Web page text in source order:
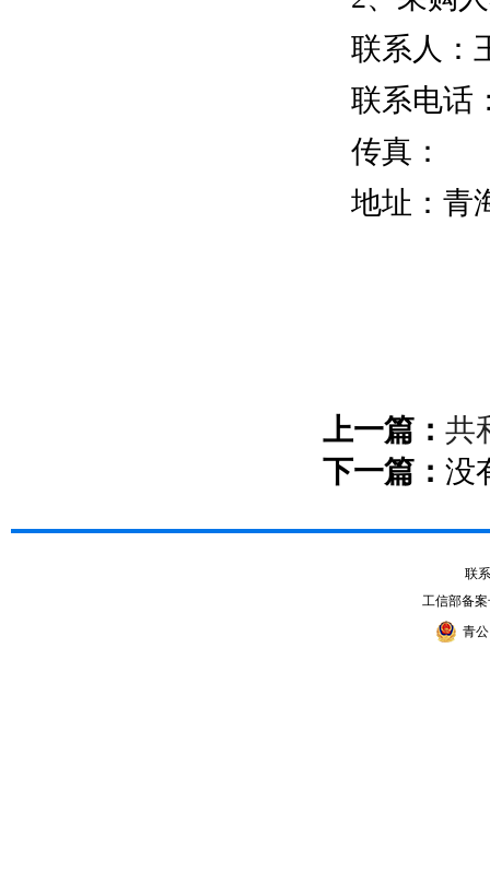
联系人：
联系电话
传真：
地址： 青
上一篇： 共
下一篇： 没
联
工信部备
青公